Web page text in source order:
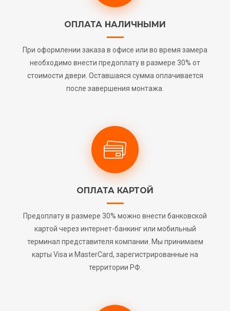
ОПЛАТА НАЛИЧНЫМИ
При оформлении заказа в офисе или во время замера
необходимо внести предоплату в размере 30% от
стоимости двери. Оставшаяся сумма оплачивается
после завершения монтажа.
ОПЛАТА КАРТОЙ
Предоплату в размере 30% можно внести банковской
картой через интернет-банкинг или мобильный
терминал представителя компании. Мы принимаем
карты Visa и MasterCard, зарегистрированные на
территории РФ.